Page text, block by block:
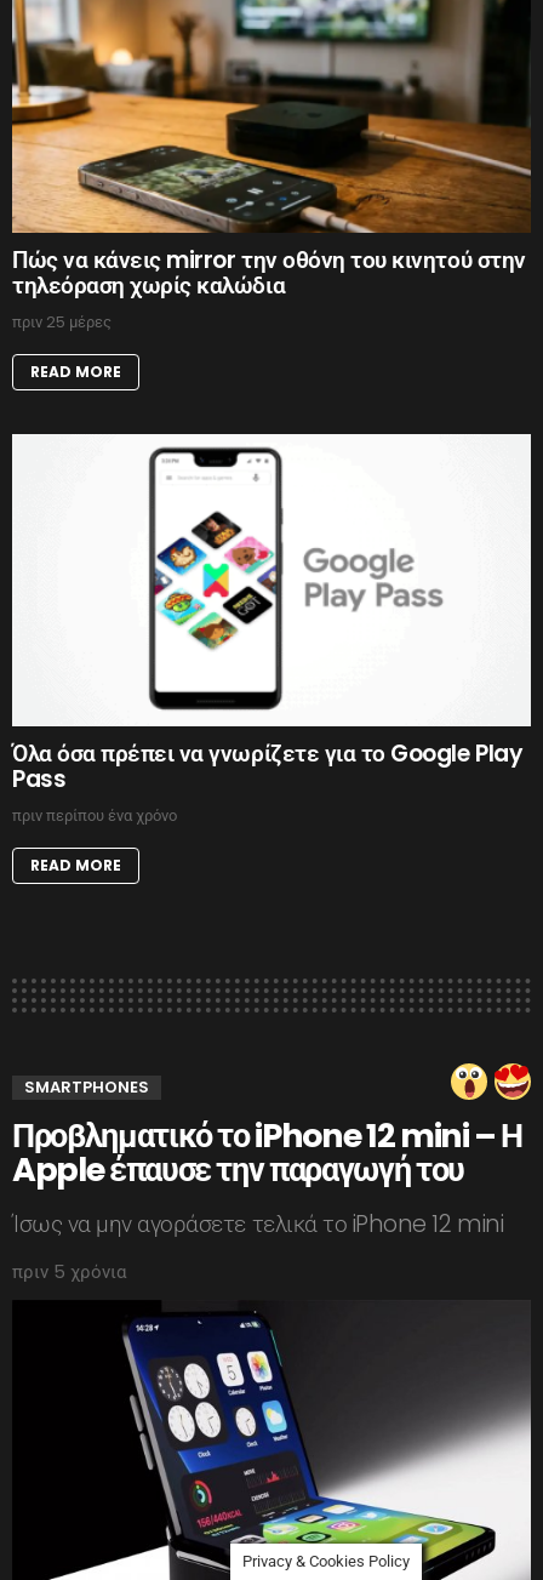
Πώς να κάνεις mirror την οθόνη του κινητού στην
τηλεόραση χωρίς καλώδια
πριν 25 μέρες
READ MORE
Όλα όσα πρέπει να γνωρίζετε για το Google Play
Pass
πριν περίπου ένα χρόνο
READ MORE
SMARTPHONES
Προβληματικό το iPhone 12 mini – Η
Apple έπαυσε την παραγωγή του
Ίσως να μην αγοράσετε τελικά το iPhone 12 mini
πριν 5 χρόνια
Privacy & Cookies Policy